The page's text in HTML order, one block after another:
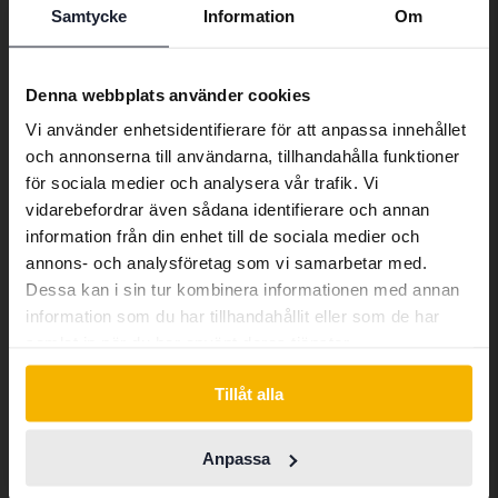
Samtycke Information Om
Denna webbplats använder cookies
Vi använder enhetsidentifierare för att anpassa innehållet
och annonserna till användarna, tillhandahålla funktioner
för sociala medier och analysera vår trafik. Vi
vidarebefordrar även sådana identifierare och annan
information från din enhet till de sociala medier och
annons- och analysföretag som vi samarbetar med.
Dessa kan i sin tur kombinera informationen med annan
information som du har tillhandahållit eller som de har
Tillåt alla
Anpassa
Liknande artiklar
Marknadskoll VISA ALLA
Marknadskoll
Klimatfrågan splittrar
Marknadskoll
överdriven – de flesta
Preferred language
We have detected that your browser
Swedish. To better service our friends
abroad we have an English language
site (kvdcars.com) that contains all the
same vehicles and services.
Continue in Swedish
Switch to...